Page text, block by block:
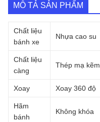
số
lượng
MÔ TẢ SẢN PHẨM
Chất liệu
bánh xe
Nhựa cao su
Chất liệu
càng
Thép mạ kẽm
Xoay Xoay 360 độ
Hãm
bánh
Không khóa